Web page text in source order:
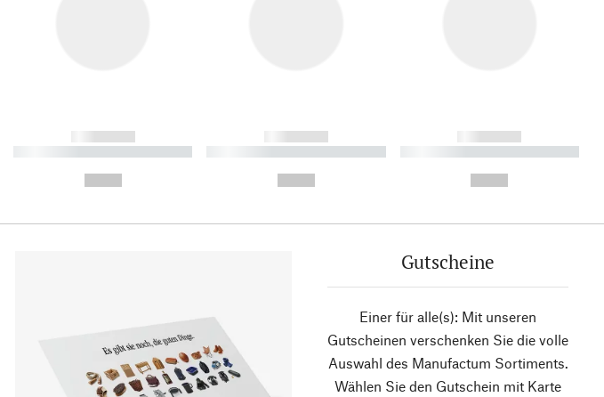
------------
----------- ----------- ----------
------------
----------- ----------- ----------
------------
----------- ----------- ----------
Gutscheine
Einer für alle(s): Mit unseren
Gutscheinen verschenken Sie die volle
Auswahl des Manufactum Sortiments.
Wählen Sie den Gutschein mit Karte